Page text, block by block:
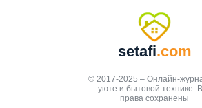
setafi.com
© 2017-2025 – Онлайн-
уюте и бытовой технике.
права сохранены